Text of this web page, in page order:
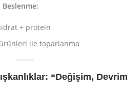
Beslenme:
+ protein
ile toparlanma
“Değişim, Devrim